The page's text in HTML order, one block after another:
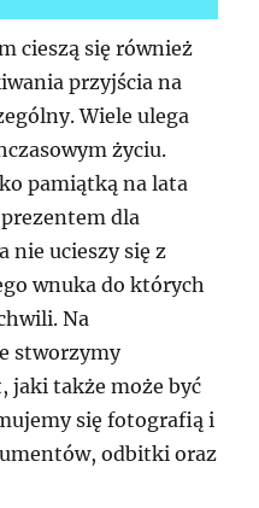
cieszą się również
przyjścia na
Wiele ulega
życiu.
pamiątką na lata
dla
nie ucieszy się z
wnuka do których
Na
stworzymy
jaki także może być
się fotografią i
odbitki oraz